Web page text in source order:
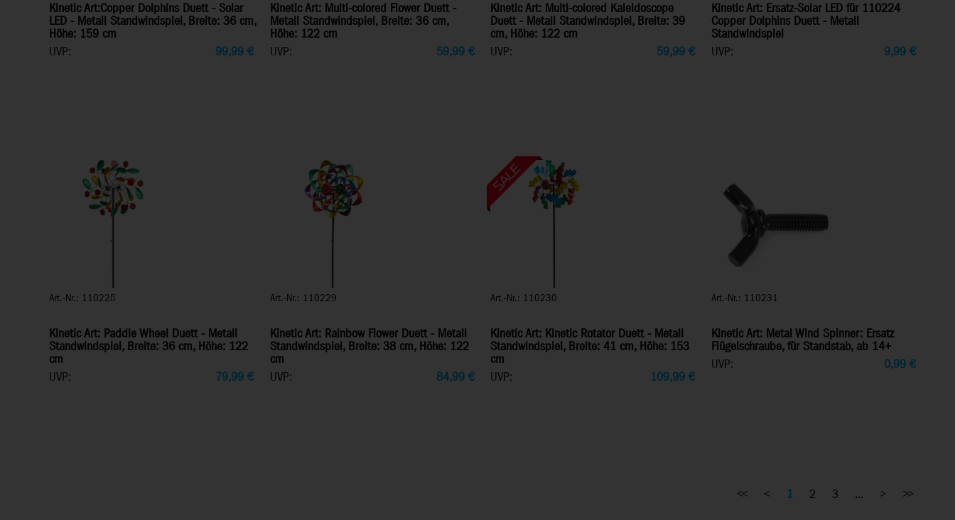
Kinetic Art:Copper Dolphins Duett - Solar
LED - Metall Standwindspiel, Breite: 36 cm,
Höhe: 159 cm
UVP:
99,99 €
Kinetic Art: Multi-colored Flower Duett -
Metall Standwindspiel, Breite: 36 cm,
Höhe: 122 cm
UVP:
59,99€
Kinetic Art: Multi-colored Kaleidoscope
Duett - Metall Standwindspiel, Breite: 39
cm, Höhe: 122 cm
UVP:
59,99 €
Kinetic Art: Ersatz-Solar LED für 110224
Copper Dolphins Duett - Metall
Standwindspiel
UVP:
9,99€
Art.-Nr.: 110228
Kinetic Art: Paddle Wheel Duett - Metall
Standwindspiel, Breite: 36 cm, Höhe: 122
cm
UVP:
79,99 €
Art.-Nr.: 110229
Kinetic Art: Rainbow Flower Duett - Metall
Standwindspiel, Breite: 38 cm, Höhe: 122
cm
UVP:
84,99€
Art.-Nr.: 110230
Kinetic Art: Kinetic Rotator Duett - Metall
Standwindspiel, Breite: 41 cm, Höhe: 153
cm
UVP:
109,99 €
Art.-Nr.: 110231
Kinetic Art: Metal Wind Spinner: Ersatz
Flügelschraube, für Standstab, ab 14+
UVP:
0,99€
<< < 1 2 3 ... > >>